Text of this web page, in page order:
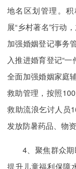
地名区划管理。
展“乡村著名”行动
加强婚姻登记事务
入推进婚育登记“一
全面加强婚姻家庭
救助管理，按照
救助流浪乞讨人员
发放防暑药品、物
4、聚焦群众
提升儿童福利保障